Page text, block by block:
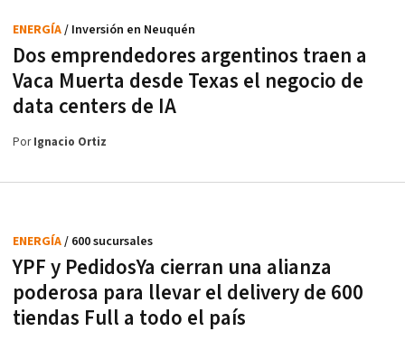
Dos emprendedores argentinos traen a
Vaca Muerta desde Texas el negocio de
data centers de IA
ENERGÍA/ Inversión en Neuquén
PorIgnacio Ortiz
YPF y PedidosYa cierran una alianza
poderosa para llevar el delivery de 600
tiendas Full a todo el país
ENERGÍA/ 600 sucursales